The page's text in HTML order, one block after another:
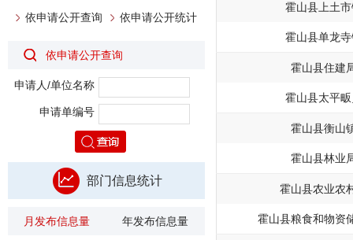
依申请公开查询 依申请公开统计
依申请公开查询
申请人/单位名称
申请单编号
部门信息统计
月发布信息量 年发布信息量
霍山县上土
霍山县单龙
霍山县住建
霍山县太平
霍山县衡山
霍山县林业
霍山县农业农
霍山县粮食和物资